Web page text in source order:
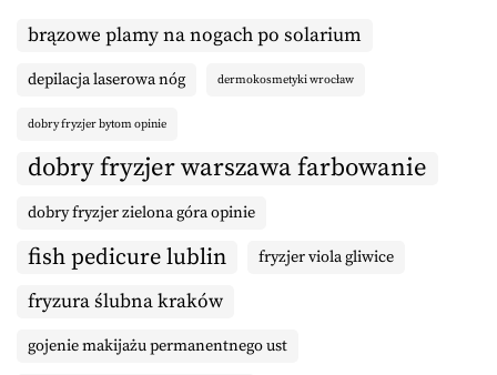
brązowe plamy na nogach po solarium
depilacja laserowa nóg dermokosmetyki wrocław
dobry fryzjer bytom opinie
dobry fryzjer warszawa farbowanie
dobry fryzjer zielona góra opinie
fish pedicure lublin fryzjer viola gliwice
fryzura ślubna kraków
gojenie makijażu permanentnego ust